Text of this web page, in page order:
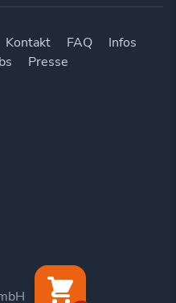
Kontakt FAQ
Infos
Presse